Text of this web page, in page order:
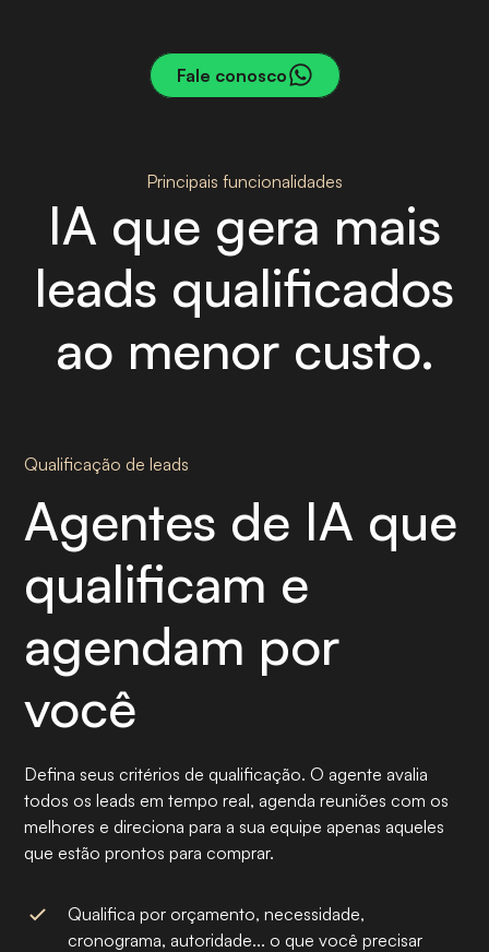
Fale conosco
Principais funcionalidades
IA que gera mais
leads qualificados
ao menor custo.
Qualificação de leads
Agentes de IA que
qualificam e
agendam por
você
Defina seus critérios de qualificação. O agente avalia
todos os leads em tempo real, agenda reuniões com os
melhores e direciona para a sua equipe apenas aqueles
que estão prontos para comprar.
Qualifica por orçamento, necessidade,
cronograma, autoridade... o que você precisar